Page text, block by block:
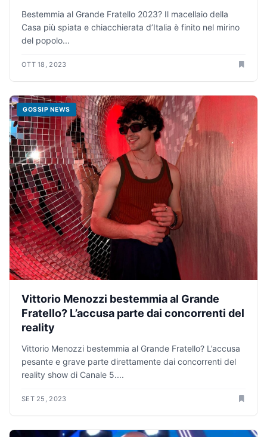
Bestemmia al Grande Fratello 2023? Il macellaio della
Casa più spiata e chiacchierata d’Italia è finito nel mirino
del popolo...
OTT 18, 2023
GOSSIP NEWS
Vittorio Menozzi bestemmia al Grande
Fratello? L’accusa parte dai concorrenti del
reality
Vittorio Menozzi bestemmia al Grande Fratello? L’accusa
pesante e grave parte direttamente dai concorrenti del
reality show di Canale 5....
SET 25, 2023